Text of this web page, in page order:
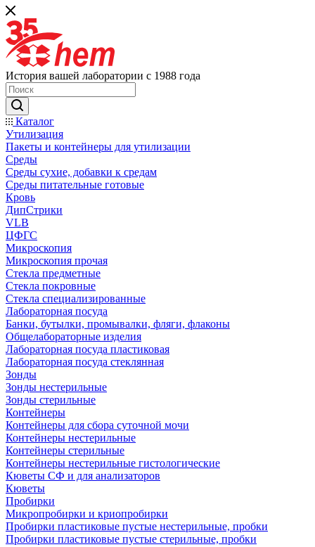
История вашей лаборатории с 1988 года
Каталог
Утилизация
Пакеты и контейнеры для утилизации
Среды
Среды сухие, добавки к средам
Среды питательные готовые
Кровь
ДипСтрики
VLB
ЦФГС
Микроскопия
Микроскопия прочая
Стекла предметные
Стекла покровные
Стекла специализированные
Лабораторная посуда
Банки, бутылки, промывалки, фляги, флаконы
Общелабораторные изделия
Лабораторная посуда пластиковая
Лабораторная посуда стеклянная
Зонды
Зонды нестерильные
Зонды стерильные
Контейнеры
Контейнеры для сбора суточной мочи
Контейнеры нестерильные
Контейнеры стерильные
Контейнеры нестерильные гистологические
Кюветы СФ и для анализаторов
Кюветы
Пробирки
Микропробирки и криопробирки
Пробирки пластиковые пустые нестерильные, пробки
Пробирки пластиковые пустые стерильные, пробки